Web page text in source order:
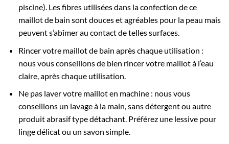
piscine). Les fibres utilisées dans la confection de ce
maillot de bain sont douces et agréables pour la peau mais
peuvent s’abîmer au contact de telles surfaces.
Rincer votre maillot de bain après chaque utilisation :
nous vous conseillons de bien rincer votre maillot à l’eau
claire, après chaque utilisation.
Ne pas laver votre maillot en machine : nous vous
conseillons un lavage à la main, sans détergent ou autre
produit abrasif type détachant. Préférez une lessive pour
linge délicat ou un savon simple.